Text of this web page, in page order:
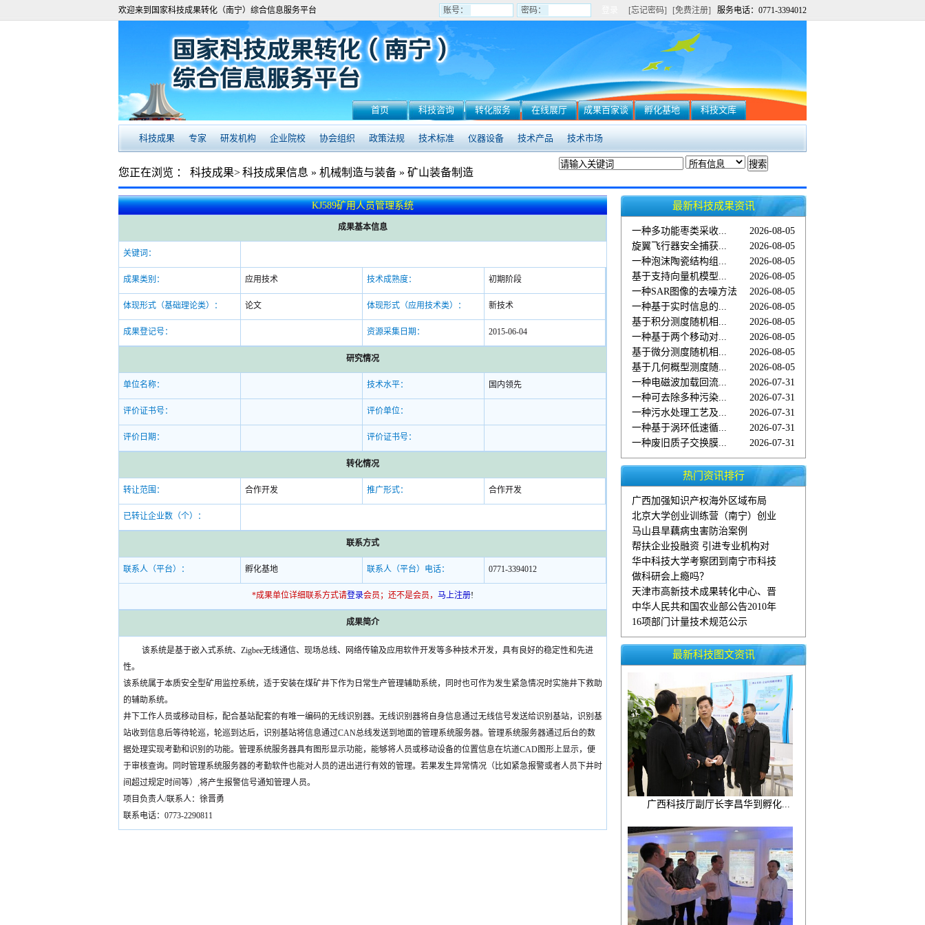
欢迎来到国家科技成果转化（南宁）综合信息服务平台 账号： 密码： [忘记密码] [免费注册] 服务电话：0771-3394012
首页 科技咨询 转化服务 在线展厅 成果百家谈 孵化基地 科技文库
科技成果 专家 研发机构 企业院校 协会组织 政策法规 技术标准 仪器设备 技术产品 技术市场
您正在浏览 ： 科技成果>科技成果信息 » 机械制造与装备 » 矿山装备制造
KJ589矿用人员管理系统
成果基本信息
关键词：
成果类别： 应用技术 技术成熟度： 初期阶段
体现形式（基础理论类）： 论文 体现形式（应用技术类）： 新技术
成果登记号： 资源采集日期： 2015-06-04
研究情况
单位名称： 技术水平： 国内领先
评价证书号： 评价单位：
评价日期： 评价证书号：
转化情况
转让范围： 合作开发 推广形式： 合作开发
已转让企业数（个）：
联系方式
联系人（平台）： 孵化基地 联系人（平台）电话： 0771-3394012
*成果单位详细联系方式请登录会员；还不是会员， 马上注册!
成果简介
该系统是基于嵌入式系统、Zigbee无线通信、现场总线、网络传输及应用软件开发等多种技术开发，具有良好的稳定性和先进
性。
该系统属于本质安全型矿用监控系统，适于安装在煤矿井下作为日常生产管理辅助系统，同时也可作为发生紧急情况时实施井下救助
的辅助系统。
井下工作人员或移动目标，配合基站配套的有唯一编码的无线识别器。无线识别器将自身信息通过无线信号发送给识别基站，识别基
站收到信息后等待轮巡，轮巡到达后，识别基站将信息通过CAN总线发送到地面的管理系统服务器。管理系统服务器通过后台的数
据处理实现考勤和识别的功能。管理系统服务器具有图形显示功能，能够将人员或移动设备的位置信息在坑道CAD图形上显示，便
于审核查询。同时管理系统服务器的考勤软件也能对人员的进出进行有效的管理。若果发生异常情况（比如紧急报警或者人员下井时
间超过规定时间等）,将产生报警信号通知管理人员。
项目负责人/联系人：徐晋勇
联系电话：0773-2290811
最新科技成果资讯
2026-08-05
一种多功能枣类采收...
2026-08-05
旋翼飞行器安全捕获...
2026-08-05
一种泡沫陶瓷结构组...
2026-08-05
基于支持向量机模型...
2026-08-05
一种SAR图像的去噪方法
2026-08-05
一种基于实时信息的...
2026-08-05
基于积分测度随机相...
2026-08-05
一种基于两个移动对...
2026-08-05
基于微分测度随机相...
2026-08-05
基于几何概型测度随...
2026-07-31
一种电磁波加载回流...
2026-07-31
一种可去除多种污染...
2026-07-31
一种污水处理工艺及...
2026-07-31
一种基于涡环低速循...
2026-07-31
一种废旧质子交换膜...
热门资讯排行
广西加强知识产权海外区域布局
北京大学创业训练营（南宁）创业
马山县旱藕病虫害防治案例
帮扶企业投融资 引进专业机构对
华中科技大学考察团到南宁市科技
做科研会上瘾吗？
天津市高新技术成果转化中心、晋
中华人民共和国农业部公告2010年
16项部门计量技术规范公示
最新科技图文资讯
广西科技厅副厅长李昌华到孵化...